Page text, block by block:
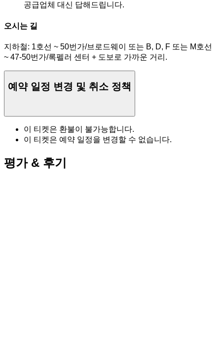
공급업체 대신 답해드립니다.
오시는 길
지하철: 1호선 ~ 50번가/브로드웨이 또는 B, D, F 또는 M호선
~ 47-50번가/록펠러 센터 + 도보로 가까운 거리.
예약 일정 변경 및 취소 정책
이 티켓은 환불이 불가능합니다.
이 티켓은 예약 일정을 변경할 수 없습니다.
평가 & 후기